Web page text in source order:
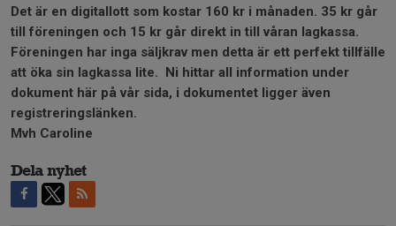
Det är en digitallott som kostar 160 kr i månaden. 35 kr går
till föreningen och 15 kr går direkt in till våran lagkassa.
Föreningen har inga säljkrav men detta är ett perfekt tillfälle
att öka sin lagkassa lite. Ni hittar all information under
dokument här på vår sida, i dokumentet ligger även
registreringslänken.
Mvh Caroline
Dela nyhet